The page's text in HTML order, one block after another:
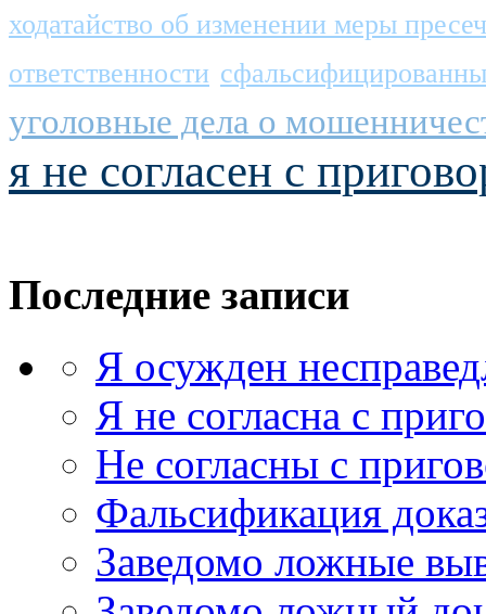
ходатайство об изменении меры
ответственности
уголовные дела о
я не согласен с
Последние записи
Я осужден
Я не согласна с
Не согласны с
Фальсификация
Заведомо ложные